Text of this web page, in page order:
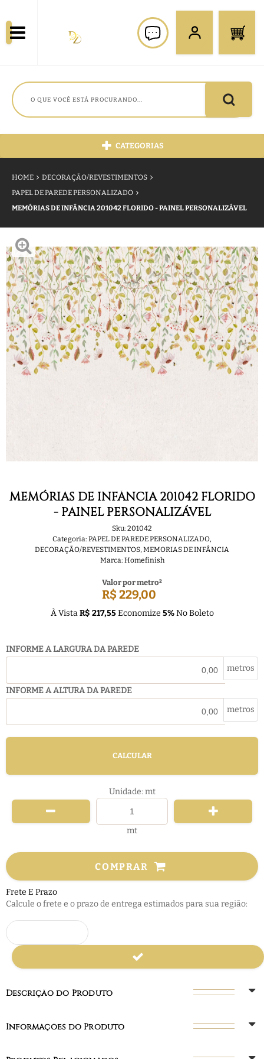
CATEGORIAS
HOME
DECORAÇÃO/REVESTIMENTOS
PAPEL DE PAREDE PERSONALIZADO
MEMÓRIAS DE INFÂNCIA 201042 FLORIDO - PAINEL PERSONALIZÁVEL
MEMÓRIAS DE INFÂNCIA 201042 FLORIDO
- PAINEL PERSONALIZÁVEL
Sku: 201042
Categoria: PAPEL DE PAREDE PERSONALIZADO,
DECORAÇÃO/REVESTIMENTOS,MEMORIAS DE INFÂNCIA
Marca: Homefinish
Valor por metro²
R$ 229,00
À VistaR$ 217,55Economize 5%No Boleto
INFORME A LARGURA DA PAREDE
metros
INFORME A ALTURA DA PAREDE
metros
CALCULAR
Unidade: mt
mt
COMPRAR
Frete E Prazo
Calcule o frete e o prazo de entrega estimados para sua região:
Descrição do Produto
Informações do Produto